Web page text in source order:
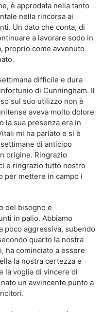
è approdata nella tanto
nella rincorsa ai
Un dato che conta, di
a lavorare sodo in
proprio come avvenuto
difficile e dura
di Cunningham. Il
sul suo utilizzo non è
aveva molto dolore
la sua presenza era in
mi ha parlato e si è
di anticipo
origine. Ringrazio
e ringrazio tutto nostro
per mettere in campo i
del bisogno e
in palio. Abbiamo
poco aggressiva, subendo
quarto la nostra
ha cominciato a essere
la nostra certezza e
la voglia di vincere di
un avvincente punto a